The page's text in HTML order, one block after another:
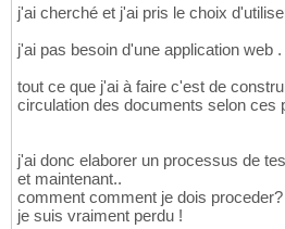
j'ai cherché et j'ai pris le choix
j'ai pas besoin d'une application web .
tout ce que j'ai à faire c'est de
circulation des documents selon ces
j'ai donc elaborer un processus de
et maintenant..
comment comment je dois proceder?
je suis vraiment perdu !